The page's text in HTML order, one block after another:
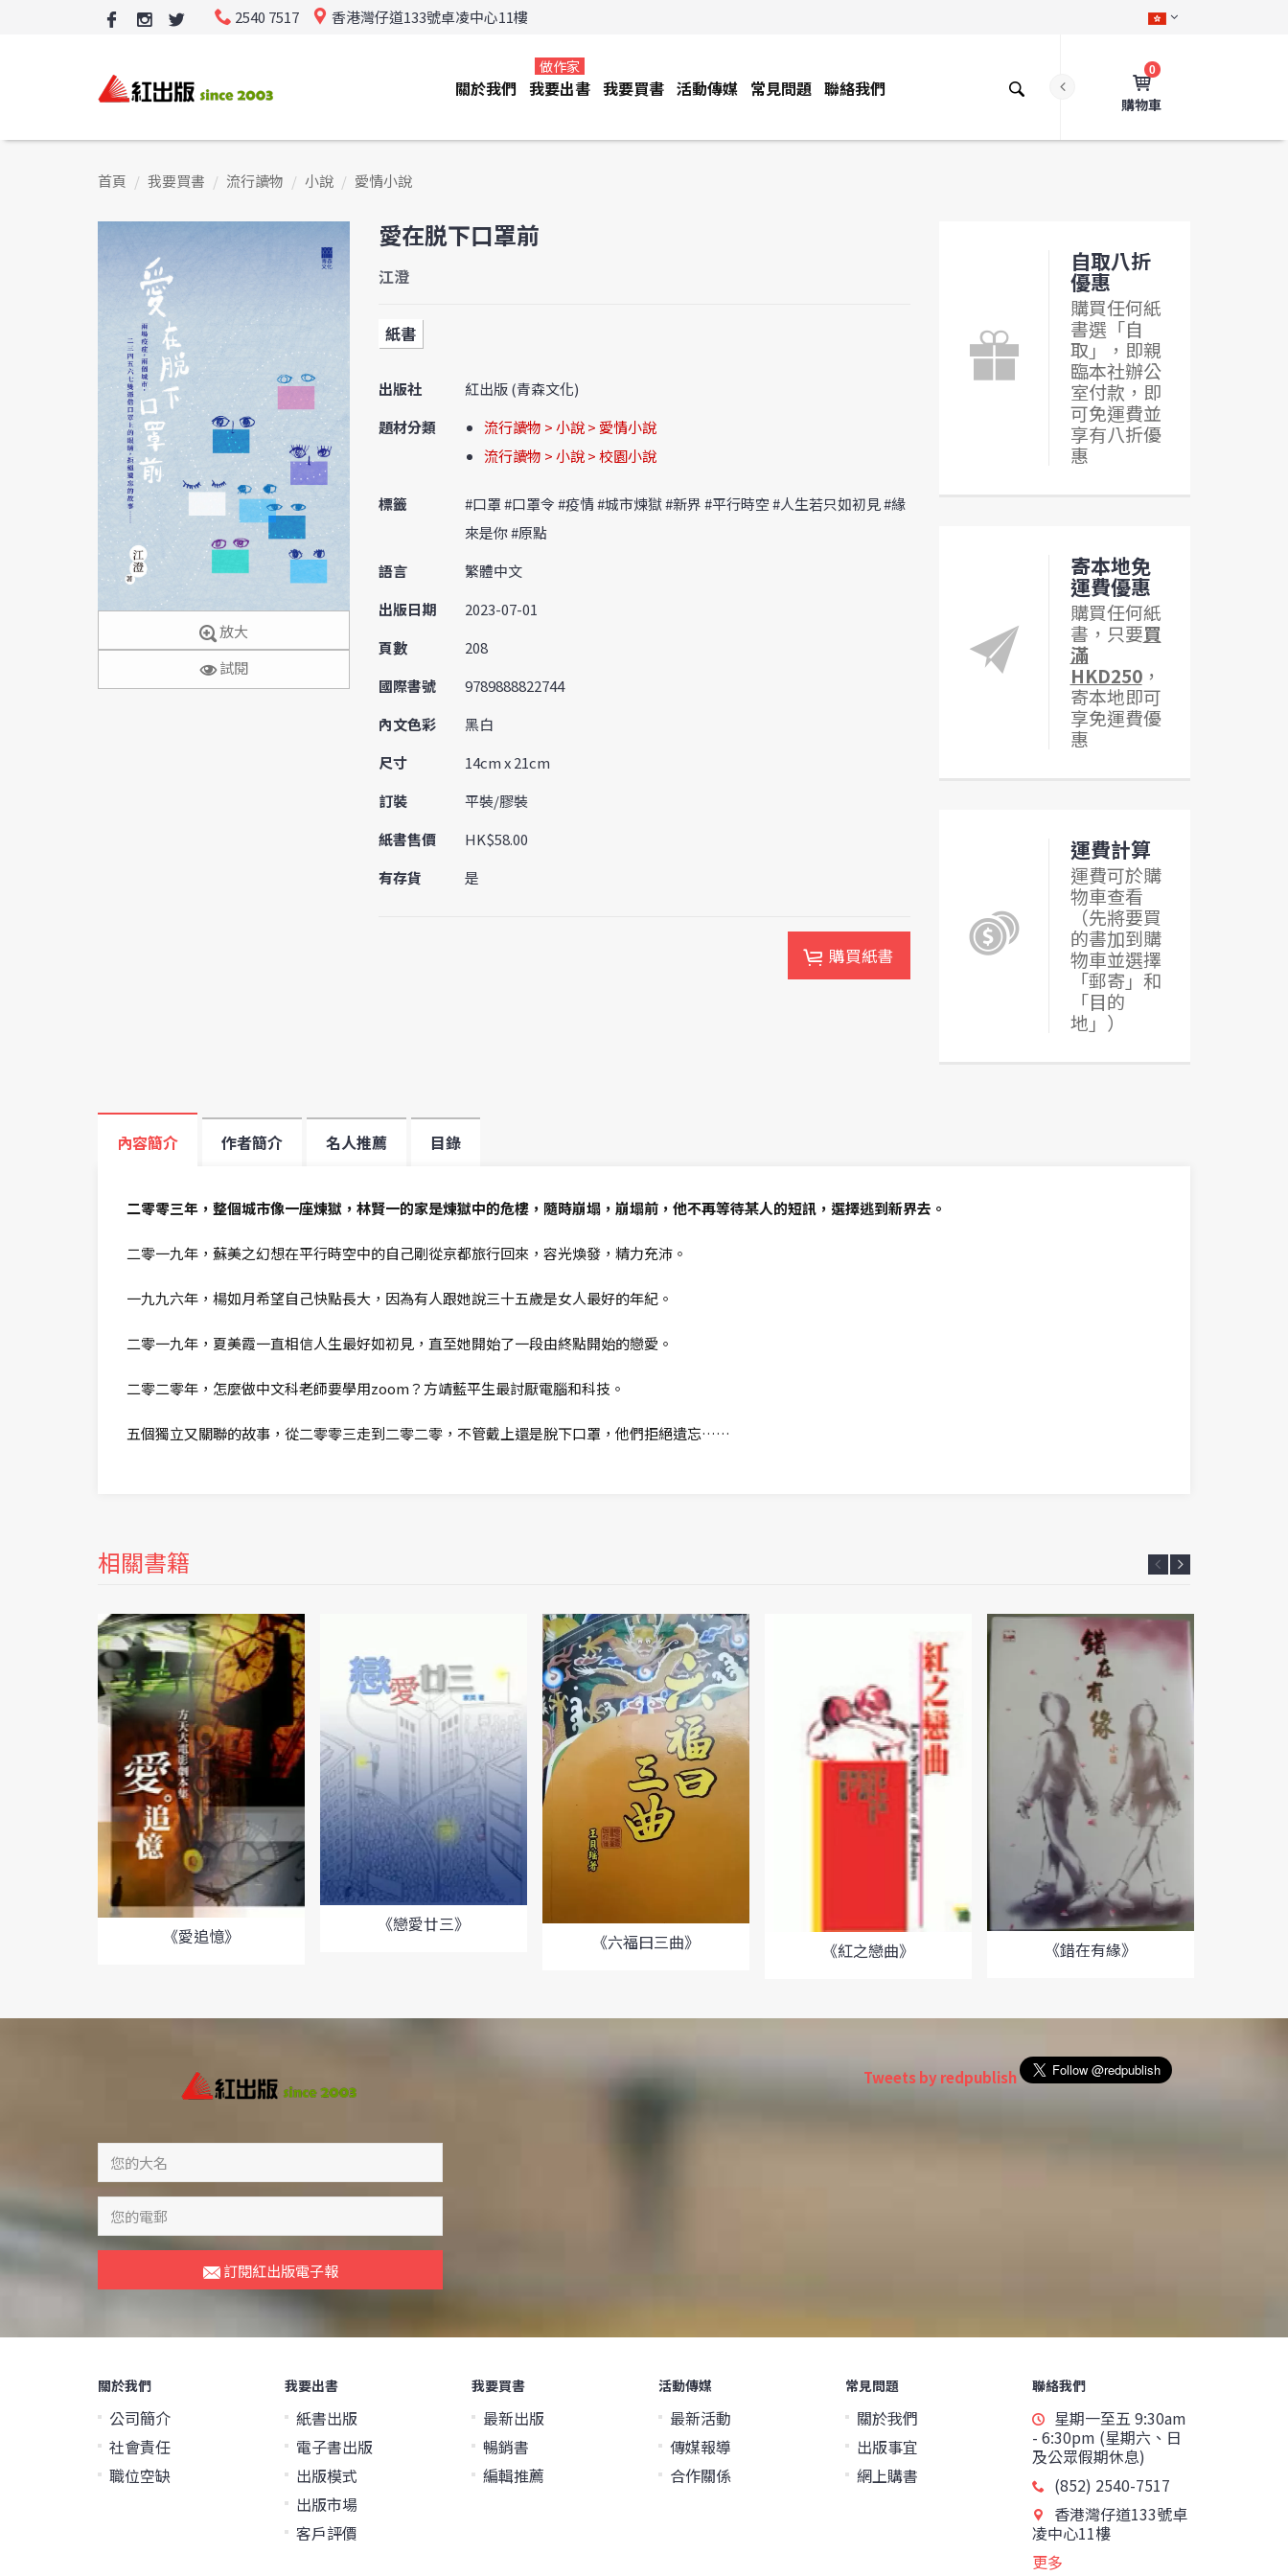
2540 7517 香港灣仔道133號卓凌中心11樓
0
購物車
關於我們 我要出書
做作家
我要買書 活動傳媒 常見問題 聯絡我們
首頁 我要買書 流行讀物 小說 愛情小說
放大
試閱
愛在脱下口罩前
江澄
紙書
出版社
紅出版 (青森文化)
題材分類
流行讀物 > 小說 > 愛情小說
流行讀物 > 小說 > 校園小說
標籤
#口罩 #口罩令 #疫情 #城市煉獄 #新界 #平行時空 #人生若只如初見 #緣
來是你 #原點
語言
繁體中文
出版日期
2023-07-01
頁數
208
國際書號
9789888822744
內文色彩
黑白
尺寸
14cm x 21cm
訂裝
平裝/膠裝
紙書售價
HK$58.00
有存貨
是
購買紙書
自取八折
優惠
購買任何紙
書選「自
取」，即親
臨本社辦公
室付款，即
可免運費並
享有八折優
惠
寄本地免
運費優惠
購買任何紙
書，只要買
滿
HKD250，
寄本地即可
享免運費優
惠
運費計算
運費可於購
物車查看
（先將要買
的書加到購
物車並選擇
「郵寄」和
「目的
地」）
內容簡介 作者簡介 名人推薦 目錄
二零零三年，整個城市像一座煉獄，林賢一的家是煉獄中的危樓，隨時崩塌，崩塌前，他不再等待某人的短訊，選擇逃到新界去。
二零一九年，蘇美之幻想在平行時空中的自己剛從京都旅行回來，容光煥發，精力充沛。
一九九六年，楊如月希望自己快點長大，因為有人跟她說三十五歲是女人最好的年紀。
二零一九年，夏美霞一直相信人生最好如初見，直至她開始了一段由終點開始的戀愛。
二零二零年，怎麼做中文科老師要學用zoom？方靖藍平生最討厭電腦和科技。
五個獨立又關聯的故事，從二零零三走到二零二零，不管戴上還是脫下口罩，他們拒絕遺忘……
相關書籍
《愛追憶》
《戀愛廿三》
《六福曰三曲》 《紅之戀曲》 《錯在有緣》
訂閱紅出版電子報
Tweets by redpublish
關於我們
公司簡介
社會責任
職位空缺
我要出書
紙書出版
電子書出版
出版模式
出版市場
客戶評價
我要買書
最新出版
暢銷書
編輯推薦
活動傳媒
最新活動
傳媒報導
合作關係
常見問題
關於我們
出版事宜
網上購書
聯絡我們
星期一至五 9:30am
- 6:30pm (星期六、日
及公眾假期休息)
(852) 2540-7517
香港灣仔道133號卓
凌中心11樓
更多